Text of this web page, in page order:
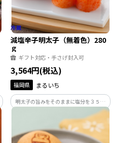
減塩辛子明太子（無着色）280
ｇ
ギフト対応・手さげ封入可
3,564円(税込)
福岡県 まるいち
明太子の旨みをそのままに塩分を３５％
カットした身体に優しい明太子です。塩分
が気になる方にも明太子を楽しんでいた
だきたいという思いから誕生しました。